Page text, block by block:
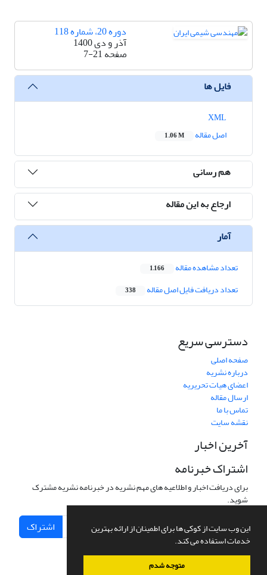
این وب سایت از کوکی ها برای اطمینان از ارائه بهترین
خدمات استفاده می کند.
متوجه شدم
دوره 20، شماره 118
آذر و دی 1400
صفحه7-21
فایل ها
اصل مقاله
1.06 M
هم رسانی
ارجاع به این مقاله
آمار
تعداد مشاهده مقاله 1,166
تعداد دریافت فایل اصل مقاله 338
دسترسی سریع
صفحه اصلی
درباره نشریه
اعضای هیات تحریریه
ارسال مقاله
تماس با ما
نقشه سایت
آخرین اخبار
اشتراک خبرنامه
برای دریافت اخبار و اطلاعیه های مهم نشریه در خبرنامه نشریه مشترک
شوید.
اشتراک